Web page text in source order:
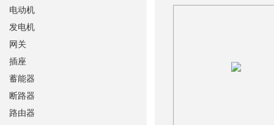
电动机
发电机
网关
插座
蓄能器
断路器
路由器